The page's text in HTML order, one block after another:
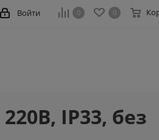
0 0
Войти
IP33, без